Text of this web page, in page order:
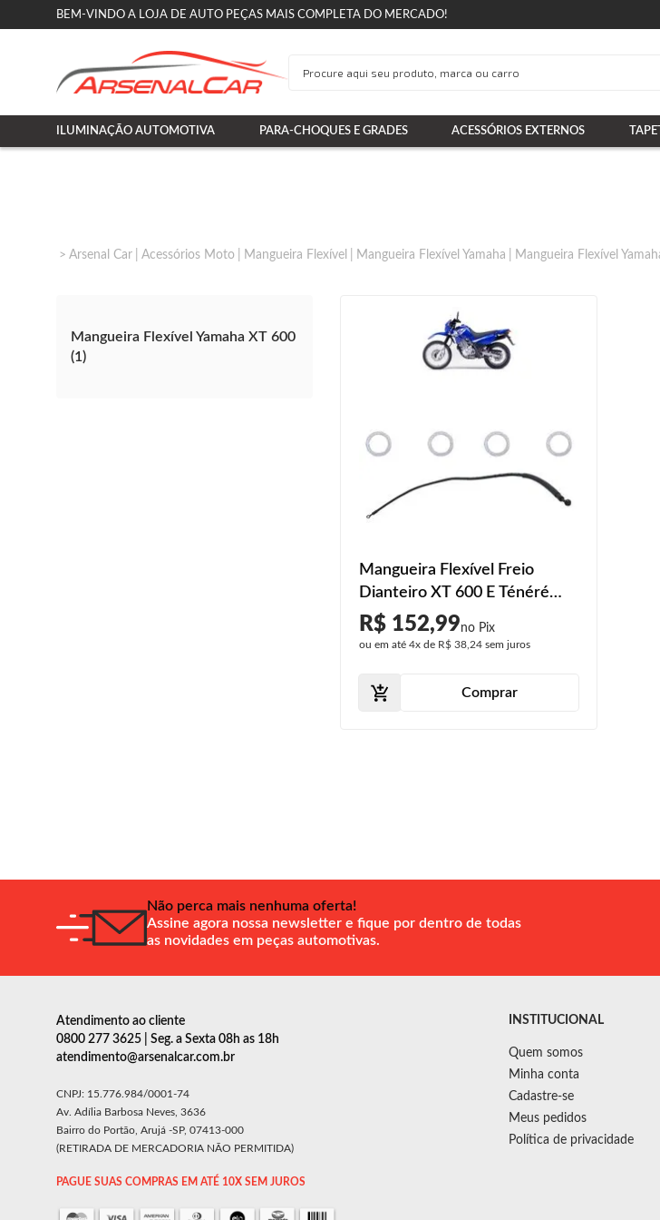
BEM-VINDO A LOJA DE AUTO PEÇAS MAIS COMPLETA DO MERCADO!
ILUMINAÇÃO AUTOMOTIVA PARA-CHOQUES E GRADES ACESSÓRIOS EXTERNOS
Arsenal Car Acessórios Moto Mangueira Flexível Mangueira Flexível Yamaha Mangueira Flexível
Mangueira Flexível Yamaha XT 600
(1)
Mangueira Flexível Freio
Dianteiro XT 600 E Ténéré
1993 1994 1995 1996 1997
1998 1999 2000 2001 2002
R$ 152,99
ou em até 4xde R$ 38,24sem juros
Comprar
Não perca mais nenhuma oferta!
Assine agora nossa newsletter e fique por dentro de todas
as novidades em peças automotivas.
Atendimento ao cliente
0800 277 3625 | Seg. a Sexta 08h as 18h
atendimento@arsenalcar.com.br
CNPJ: 15.776.984/0001-74
Av. Adília Barbosa Neves, 3636
Bairro do Portão, Arujá -SP, 07413-000
(RETIRADA DE MERCADORIA NÃO PERMITIDA)
PAGUE SUAS COMPRAS EM ATÉ 10X SEM JUROS
INSTITUCIONAL
Quem somos
Minha conta
Cadastre-se
Meus pedidos
Política de privacidade